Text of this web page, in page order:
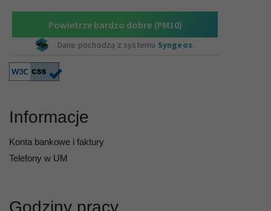
Informacje
Konta bankowe i faktury
Telefony w UM